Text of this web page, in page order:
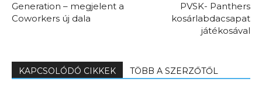
Generation – megjelent a
Coworkers új dala
PVSK- Panthers
kosárlabdacsapat
játékosával
KAPCSOLÓDÓ CIKKEK TÖBB A SZERZŐTŐL